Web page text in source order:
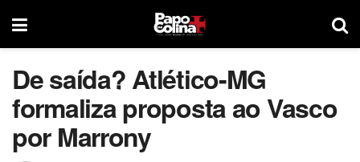
De saída? Atlético-MG
formaliza proposta ao Vasco
por Marrony